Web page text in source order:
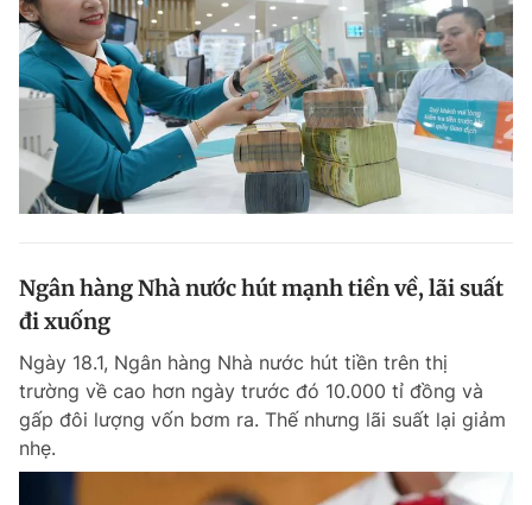
Ngân hàng Nhà nước hút mạnh tiền về, lãi suất
đi xuống
Ngày 18.1, Ngân hàng Nhà nước hút tiền trên thị
trường về cao hơn ngày trước đó 10.000 tỉ đồng và
gấp đôi lượng vốn bơm ra. Thế nhưng lãi suất lại giảm
nhẹ.